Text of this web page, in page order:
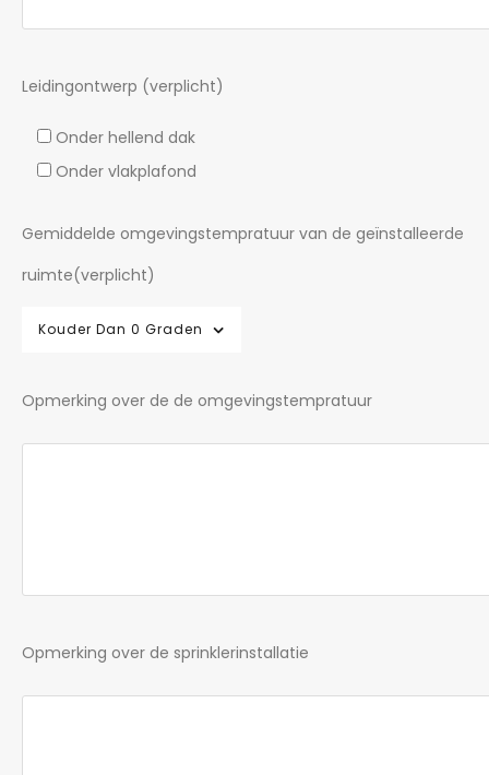
Leidingontwerp (verplicht)
Onder hellend dak
Onder vlakplafond
Gemiddelde omgevingstempratuur van de geïnstalleerde
ruimte(verplicht)
Kouder Dan 0 Graden
Opmerking over de de omgevingstempratuur
Opmerking over de sprinklerinstallatie